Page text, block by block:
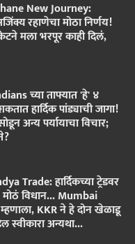
New Journey:
रहाणेचा मोठा निर्णय!
मला भरपूर काही दिलं,
च्या ताफ्यात 'हे' ४
हार्दिक पांड्याची जागा!
अन्य पर्यायाचा विचार;
Trade: हार्दिकच्या ट्रेडवर
विधान... Mumbai
KKR ने हे दोन खेळाडू
स्वीकारा अन्यथा...